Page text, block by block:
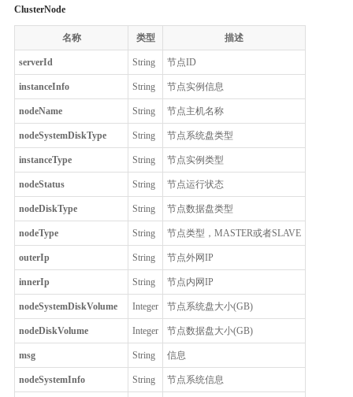
ClusterNode
名称 类型 描述
serverId String 节点ID
instanceInfo String 节点实例信息
nodeName String 节点主机名称
nodeSystemDiskType String 节点系统盘类型
instanceType String 节点实例类型
nodeStatus String 节点运行状态
nodeDiskType String 节点数据盘类型
nodeType String 节点类型，MASTER或者SLAVE
outerIp String 节点外网IP
innerIp String 节点内网IP
nodeSystemDiskVolume Integer 节点系统盘大小(GB)
nodeDiskVolume Integer 节点数据盘大小(GB)
msg String 信息
nodeSystemInfo String 节点系统信息